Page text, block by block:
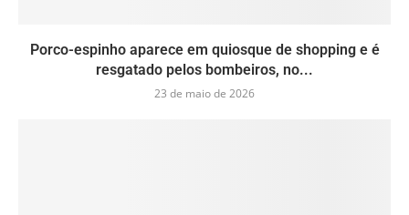
Porco-espinho aparece em quiosque de shopping e é
resgatado pelos bombeiros, no...
23 de maio de 2026